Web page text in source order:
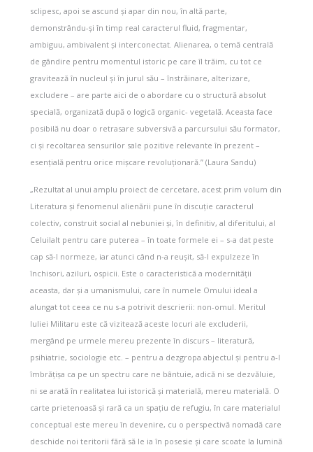
sclipesc, apoi se ascund și apar din nou, în altă parte,
demonstrându-și în timp real caracterul fluid, fragmentar,
ambiguu, ambivalent și interconectat. Alienarea, o temă centrală
de gândire pentru momentul istoric pe care îl trăim, cu tot ce
gravitează în nucleul și în jurul său – înstrăinare, alterizare,
excludere – are parte aici de o abordare cu o structură absolut
specială, organizată după o logică organic- vegetală. Aceasta face
posibilă nu doar o retrasare subversivă a parcursului său formator,
ci și recoltarea sensurilor sale pozitive relevante în prezent –
esențială pentru orice mișcare revoluționară.” (Laura Sandu)
„Rezultat al unui amplu proiect de cercetare, acest prim volum din
Literatura și fenomenul alienării pune în discuție caracterul
colectiv, construit social al nebuniei și, în definitiv, al diferitului, al
Celuilalt pentru care puterea – în toate formele ei – s-a dat peste
cap să-l normeze, iar atunci când n-a reușit, să-l expulzeze în
închisori, aziluri, ospicii. Este o caracteristică a modernității
aceasta, dar și a umanismului, care în numele Omului ideal a
alungat tot ceea ce nu s-a potrivit descrierii: non-omul. Meritul
Iuliei Militaru este că vizitează aceste locuri ale excluderii,
mergând pe urmele mereu prezente în discurs – literatură,
psihiatrie, sociologie etc. – pentru a dezgropa abjectul și pentru a-l
îmbrățișa ca pe un spectru care ne bântuie, adică ni se dezvăluie,
ni se arată în realitatea lui istorică și materială, mereu materială. O
carte prietenoasă și rară ca un spațiu de refugiu, în care materialul
conceptual este mereu în devenire, cu o perspectivă nomadă care
deschide noi teritorii fără să le ia în posesie și care scoate la lumină